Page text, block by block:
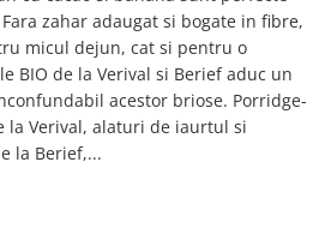
zahar adaugat si bogate in fibre,
micul dejun, cat si pentru o
BIO de la Verival si Berief aduc un
acestor briose. Porridge-
la Verival, alaturi de iaurtul si
la Berief,...